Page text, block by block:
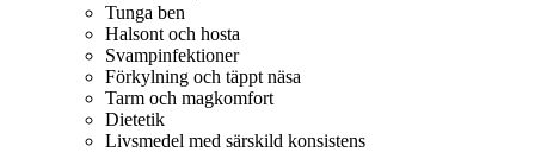
Tunga ben
Halsont och hosta
Svampinfektioner
Förkylning och täppt näsa
Tarm och magkomfort
Dietetik
Livsmedel med särskild konsistens